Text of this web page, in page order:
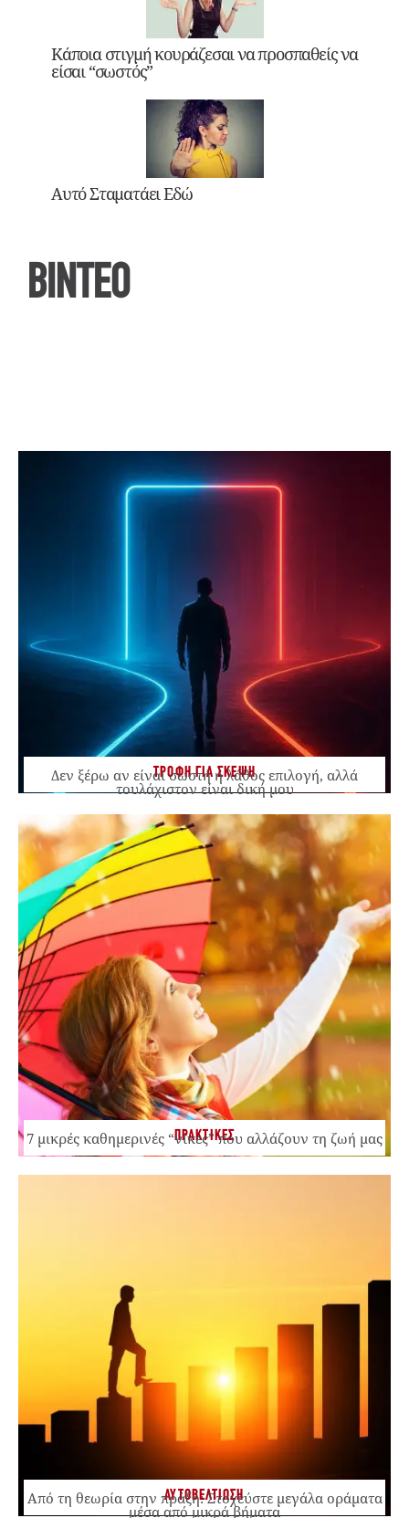
Κάποια στιγμή κουράζεσαι να προσπαθείς να
είσαι “σωστός”
Αυτό Σταματάει Εδώ
ΒΙΝΤΕΟ
ΤΡΟΦΗ ΓΙΑ ΣΚΕΨΗ
Δεν ξέρω αν είναι σωστή ή λάθος επιλογή, αλλά
τουλάχιστον είναι δική μου
ΠΡΑΚΤΙΚΕΣ
7 μικρές καθημερινές “νίκες” που αλλάζουν τη ζωή μας
ΑΥΤΟΒΕΛΤΙΩΣΗ
Από τη θεωρία στην πράξη: Στοχεύστε μεγάλα οράματα
μέσα από μικρά βήματα